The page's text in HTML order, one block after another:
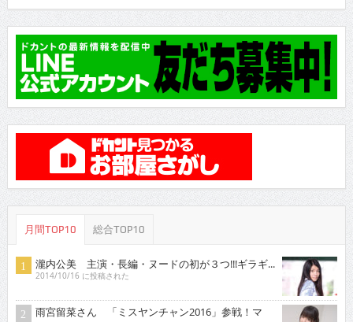
月間TOP10 総合TOP10
瀧内公美 主演・長編・ヌードの初が３つ!!!ギラギ...
2014/10/16 に投稿された
雨宮留菜さん 「ミスヤンチャン2016」参戦！マ